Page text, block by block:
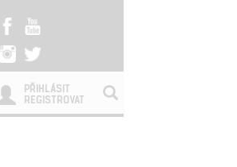
PŘIHLÁSIT
REGISTROVAT